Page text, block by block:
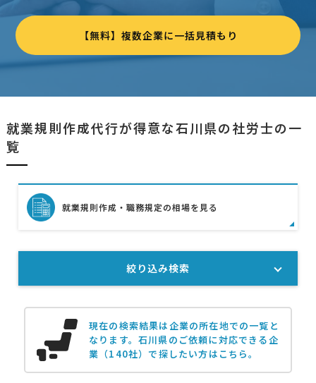
【無料】複数企業に一括見積もり
就業規則作成代行が得意な石川県の社労士の一
覧
現在の検索結果は企業の所在地での一覧と
なります。石川県のご依頼に対応できる企
業（140社）で探したい方はこちら。
就業規則作成・職務規定の相場を見る
絞り込み検索